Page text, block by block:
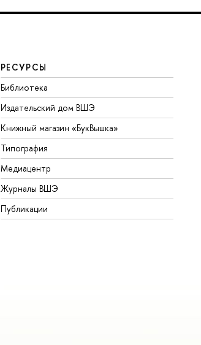
РЕСУРСЫ
Библиотека
Издательский дом ВШЭ
Книжный магазин «БукВышка»
Типография
Медиацентр
Журналы ВШЭ
Публикации